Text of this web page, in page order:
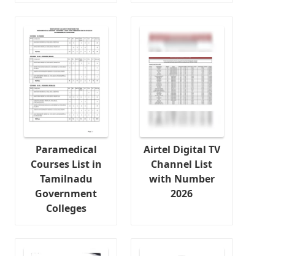
Paramedical
Courses List in
Tamilnadu
Government
Colleges
Airtel Digital TV
Channel List
with Number
2026